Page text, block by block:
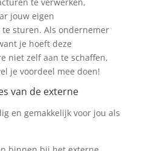
jouw eigen
sturen. Als ondernemer
je hoeft deze
niet zelf aan te schaffen,
je voordeel mee doen!
van de externe
en gemakkelijk voor jou als